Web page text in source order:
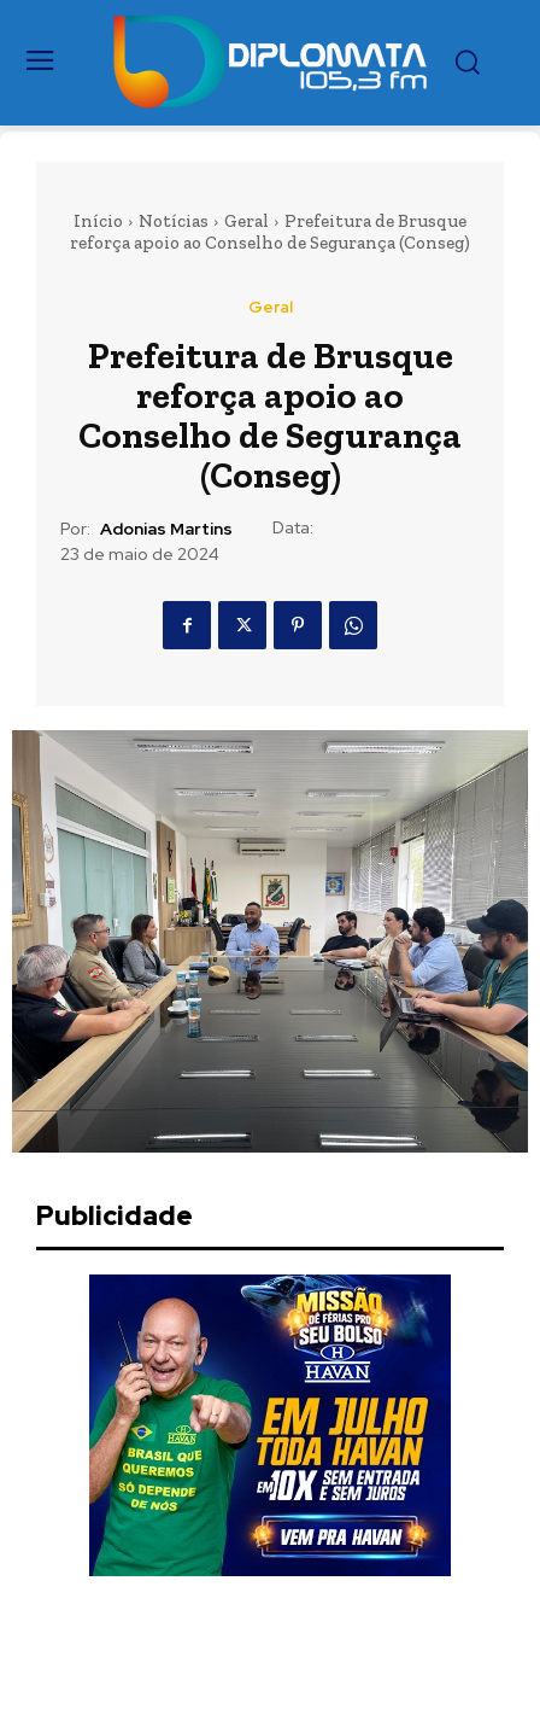
Início Notícias Geral
Prefeitura de Brusque
reforça apoio ao Conselho de Segurança (Conseg)
Geral
Prefeitura de Brusque
reforça apoio ao
Conselho de Segurança
(Conseg)
Por: Adonias Martins
Data:
23 de maio de 2024
Publicidade